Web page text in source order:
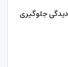
جلوگیری